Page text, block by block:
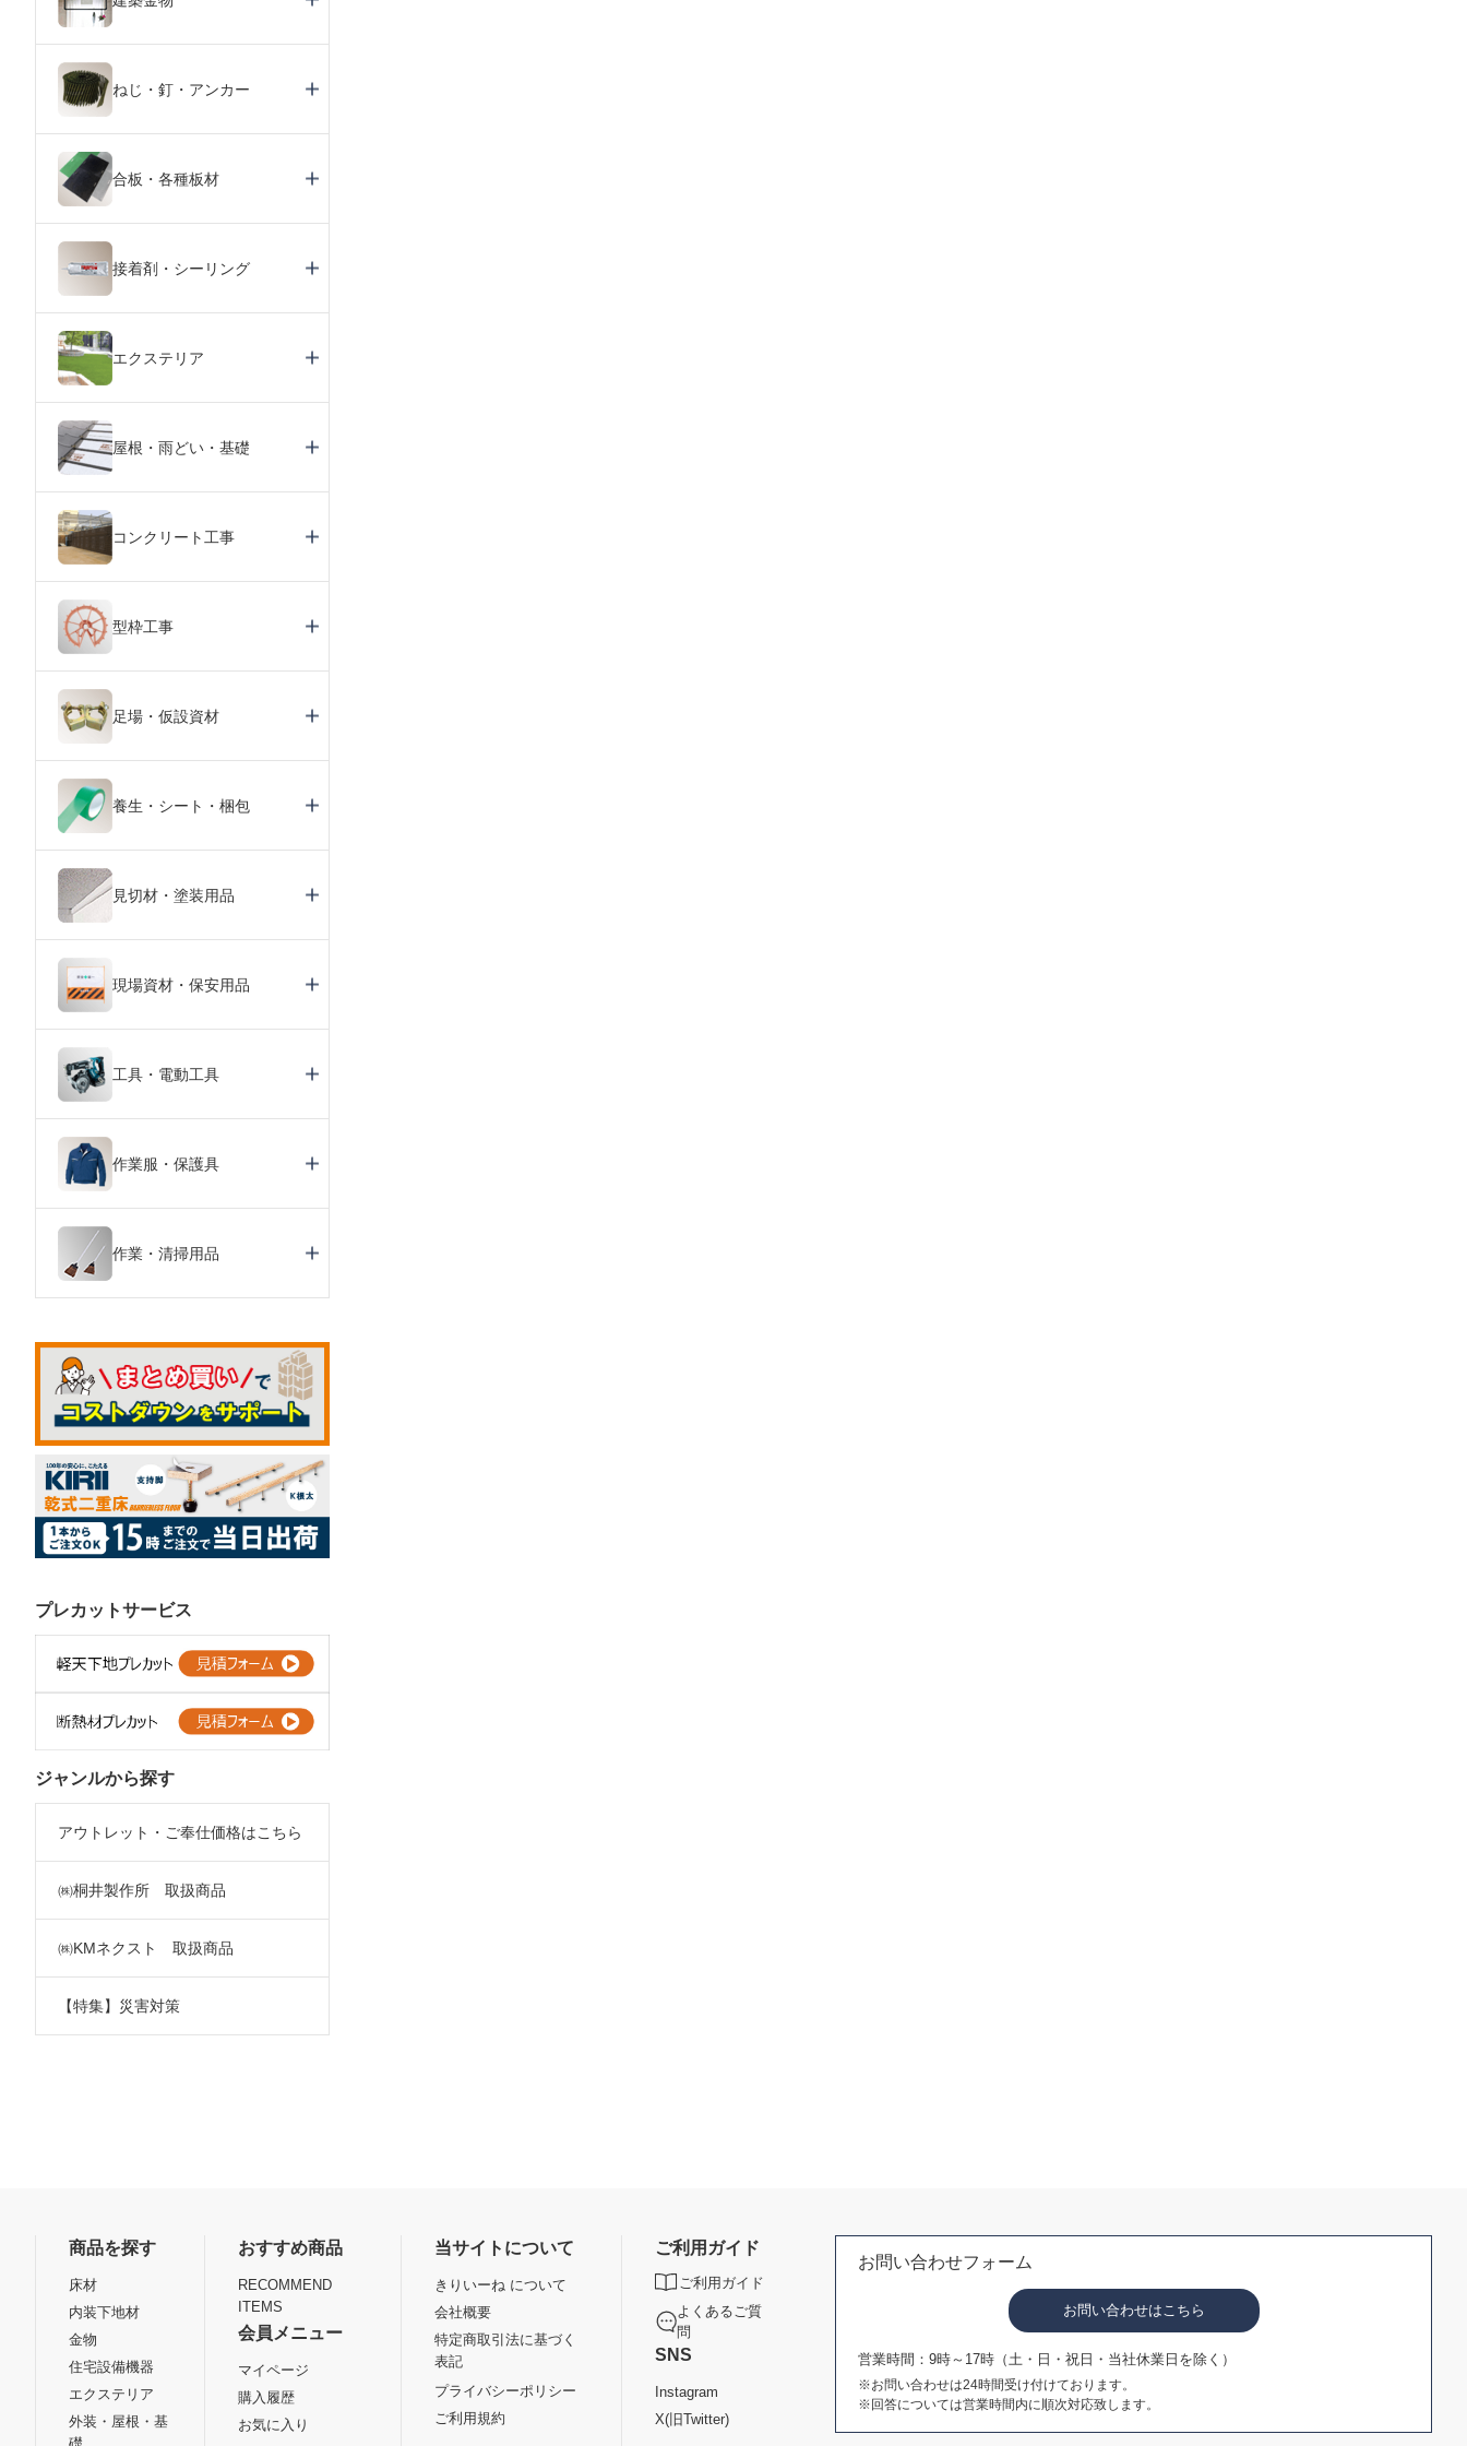
ねじ・釘・アンカー
合板・各種板材
接着剤・シーリング
エクステリア
屋根・雨どい・基礎
コンクリート工事
型枠工事
足場・仮設資材
養生・シート・梱包
見切材・塗装用品
現場資材・保安用品
工具・電動工具
作業服・保護具
作業・清掃用品
プレカットサービス
ジャンルから探す
アウトレット・ご奉仕価格はこちら
㈱桐井製作所 取扱商品
㈱KMネクスト 取扱商品
【特集】災害対策
商品を探す
床材
内装下地材
金物
住宅設備機器
エクステリア
外装・屋根・基
おすすめ商品
RECOMMEND
ITEMS
会員メニュー
マイページ
購入履歴
お気に入り
当サイトについて
きりいーね について
会社概要
特定商取引法に基づく
表記
プライバシーポリシー
ご利用規約
ご利用ガイド
ご利用ガイド
よくあるご質
問
SNS
Instagram
X(旧Twitter)
お問い合わせフォーム
お問い合わせはこちら
営業時間：9時～17時（土・日・祝日・当社休業日を除く）
※お問い合わせは24時間受け付けております。
※回答については営業時間内に順次対応致します。